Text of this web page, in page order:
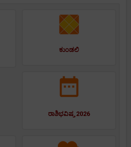
ಕುಂಡಲಿ
ರಾಶಿಭವಿಷ್ಯ 2026